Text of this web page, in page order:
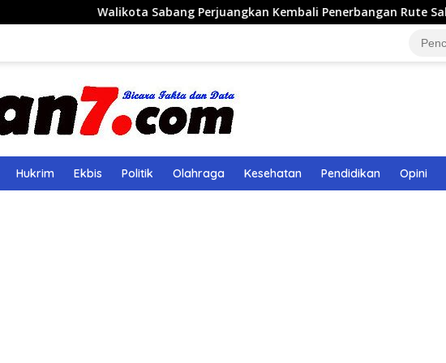
Walikota Sabang Perjuangkan Kembali Penerbangan Rute Sabang-Medan
Hukrim Ekbis Politik Olahraga Kesehatan Pendidikan Opini